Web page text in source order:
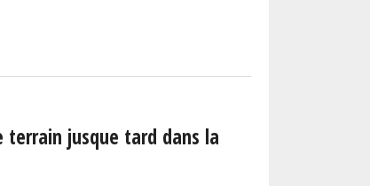
terrain jusque tard dans la